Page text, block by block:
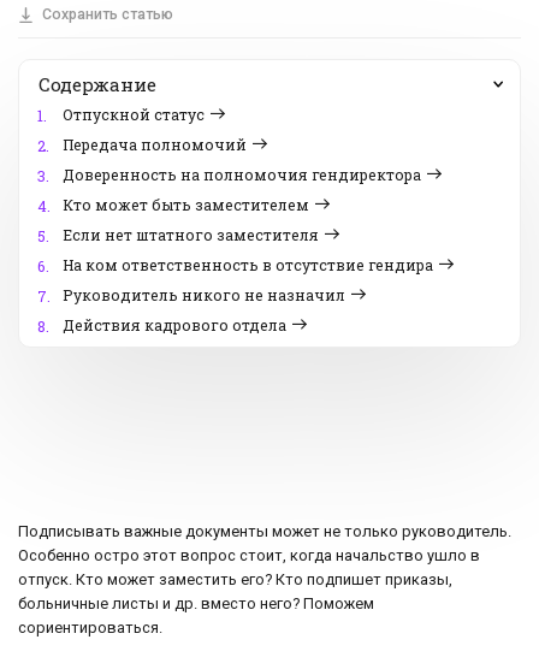
Сохранить статью
Содержание
1.
Отпускной статус
2.
Передача полномочий
3.
Доверенность на полномочия гендиректора
4.
Кто может быть заместителем
5.
Если нет штатного заместителя
6.
На ком ответственность в отсутствие гендира
7.
Руководитель никого не назначил
8.
Действия кадрового отдела
Подписывать важные документы может не только руководитель.
Особенно остро этот вопрос стоит, когда начальство ушло в
отпуск. Кто может заместить его? Кто подпишет приказы,
больничные листы и др. вместо него? Поможем
сориентироваться.